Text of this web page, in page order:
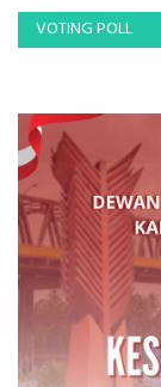
VOTING POLL